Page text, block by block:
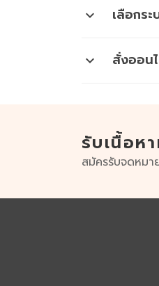
งานพิมพ์
expand_more เลือกร
ระบบดิจิทัล เ
expand_more สั่งออน
ชำระเงิน แล้ว
รับเนื้อห
สมัครรับจดหมา